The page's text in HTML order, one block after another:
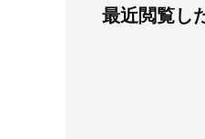
最近閲覧し